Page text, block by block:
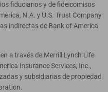
fiduciarios y de fideicomisos
N.A. y U.S. Trust Company
indirectas de Bank of America
a través de Merrill Lynch Life
Insurance Services, Inc.,
y subsidiarias de propiedad